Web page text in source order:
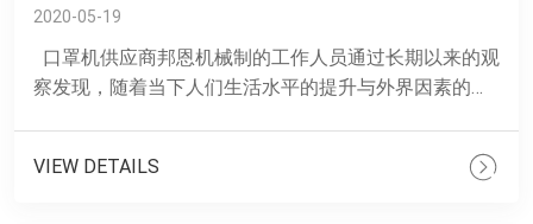
2020-05-19
口罩机供应商邦恩机械制的工作人员通过长期以来的观
察发现，随着当下人们生活水平的提升与外界因素的影
VIEW DETAILS